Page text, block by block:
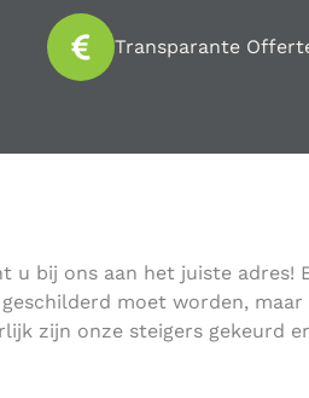
Transparante
u bij ons aan het juiste
moet worden,
zijn onze steigers gekeurd